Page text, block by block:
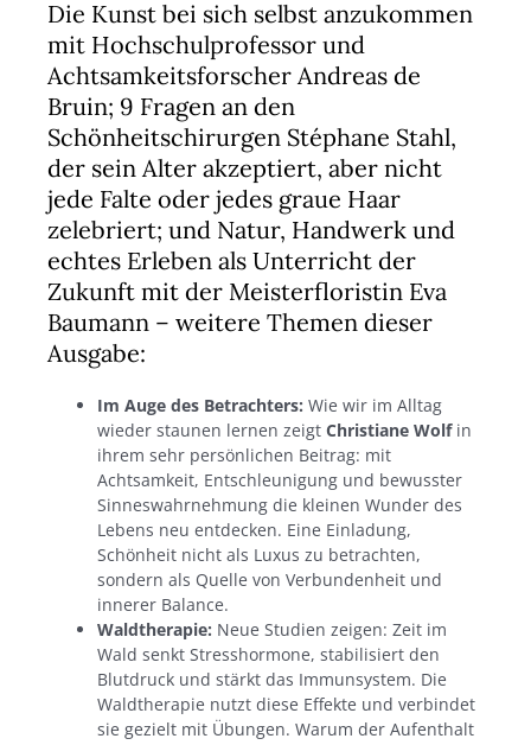
Die Kunst bei sich selbst anzukommen
mit Hochschulprofessor und
Achtsamkeitsforscher Andreas de
Bruin; 9 Fragen an den
Schönheitschirurgen Stéphane Stahl,
der sein Alter akzeptiert, aber nicht
jede Falte oder jedes graue Haar
zelebriert; und Natur, Handwerk und
echtes Erleben als Unterricht der
Zukunft mit der Meisterfloristin Eva
Baumann – weitere Themen dieser
Ausgabe:
Im Auge des Betrachters: Wie wir im Alltag
wieder staunen lernen zeigt Christiane Wolfin
ihrem sehr persönlichen Beitrag: mit
Achtsamkeit, Entschleunigung und bewusster
Sinneswahrnehmung die kleinen Wunder des
Lebens neu entdecken. Eine Einladung,
Schönheit nicht als Luxus zu betrachten,
sondern als Quelle von Verbundenheit und
innerer Balance.
Waldtherapie: Neue Studien zeigen: Zeit im
Wald senkt Stresshormone, stabilisiert den
Blutdruck und stärkt das Immunsystem. Die
Waldtherapie nutzt diese Effekte und verbindet
sie gezielt mit Übungen. Warum der Aufenthalt